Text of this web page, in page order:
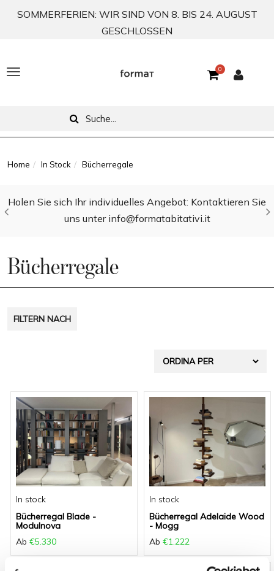
SOMMERFERIEN: WIR SIND VON 8. BIS 24. AUGUST
GESCHLOSSEN
T
g
l
n
i
g
a
n
0
Home In Stock Bücherregale
Holen Sie sich Ihr individuelles Angebot: Kontaktieren Sie
uns unter info@formatabitativi.it
Bücherregale
FILTERN NACH
In stock
Bücherregal Blade -
Modulnova
Ab €5.330
In stock
Bücherregal Adelaide Wood
- Mogg
Ab €1.222